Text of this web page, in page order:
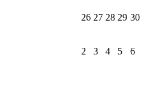
26 27 28 29 30
2 3 4 5 6